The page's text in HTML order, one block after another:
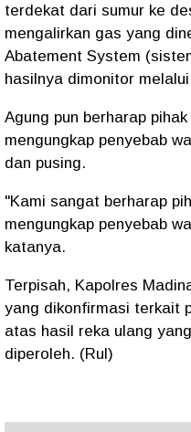
terdekat dari sumur ke
mengalirkan gas yang
Abatement System
hasilnya dimonitor
Agung pun berharap
mengungkap penyebab
dan pusing.
"Kami sangat berharap
mengungkap penyebab
katanya.
Terpisah, Kapolres
yang dikonfirmasi terkait
atas hasil reka ulang
diperoleh. (Rul)